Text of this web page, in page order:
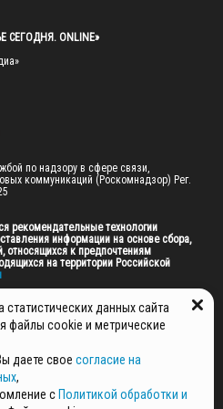
СЕГОДНЯ. ONLINE»
по надзору в сфере связи,
коммуникаций (Роскомнадзор) Рег.
рекомендательные технологии
информации на основе сбора,
относящихся к предпочтениям
на территории Российской
ПРИНАДЛЕЖАТ ГАУ МО "ЦИФРОВЫЕ
ПЕРСОНАЛЬНЫХ ДАННЫХ
данных сайта
файлы cookie и метрические
даете свое согласие на
,
с Политикой обработки и